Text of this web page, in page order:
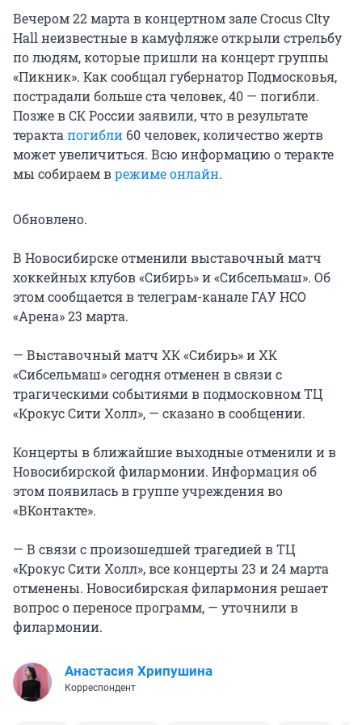
Вечером 22 марта в концертном зале Crocus CIty
Hall неизвестные в камуфляже открыли стрельбу
по людям, которые пришли на концерт группы
«Пикник». Как сообщал губернатор Подмосковья,
пострадали больше ста человек, 40 — погибли.
Позже в СК России заявили, что в результате
терактапогибли 60 человек, количество жертв
может увеличиться. Всю информацию о теракте
мы собираем врежиме онлайн.
Обновлено.
В Новосибирске отменили выставочный матч
хоккейных клубов «Сибирь» и «Сибсельмаш». Об
этом сообщается в телеграм-канале ГАУ НСО
«Арена» 23 марта.
— Выставочный матч ХК «Сибирь» и ХК
«Сибсельмаш» сегодня отменен в связи с
трагическими событиями в подмосковном ТЦ
«Крокус Сити Холл», — сказано в сообщении.
Концерты в ближайшие выходные отменили и в
Новосибирской филармонии. Информация об
этом появилась в группе учреждения во
«ВКонтакте».
— В связи с произошедшей трагедией в ТЦ
«Крокус Сити Холл», все концерты 23 и 24 марта
отменены. Новосибирская филармония решает
вопрос о переносе программ, — уточнили в
филармонии.
Анастасия Хрипушина
Корреспондент